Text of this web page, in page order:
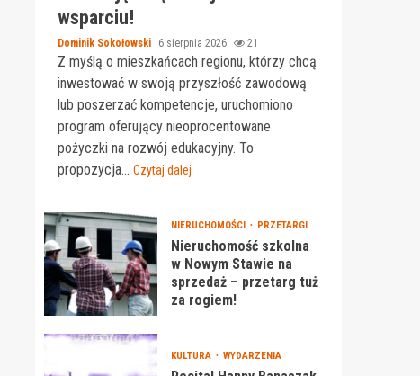
wsparciu!
Dominik Sokołowski 6 sierpnia 2026 21
Z myślą o mieszkańcach regionu, którzy chcą
inwestować w swoją przyszłość zawodową
lub poszerzać kompetencje, uruchomiono
program oferujący nieoprocentowane
pożyczki na rozwój edukacyjny. To
propozycja... Czytaj dalej
NIERUCHOMOŚCI PRZETARGI
Nieruchomość szkolna
w Nowym Stawie na
sprzedaż – przetarg tuż
za rogiem!
KULTURA WYDARZENIA